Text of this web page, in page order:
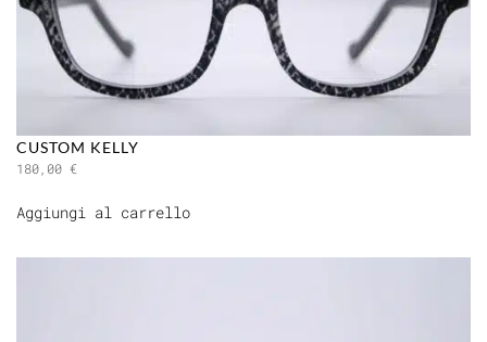
CUSTOM KELLY
180,00 €
Aggiungi al carrello